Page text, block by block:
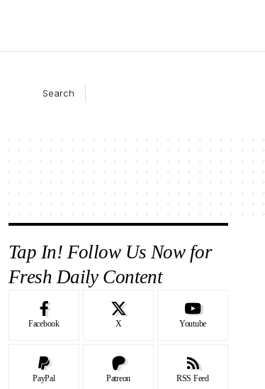
Search
Tap In! Follow Us Now for
Fresh Daily Content
Facebook X Youtube
PayPal Patreon RSS Feed